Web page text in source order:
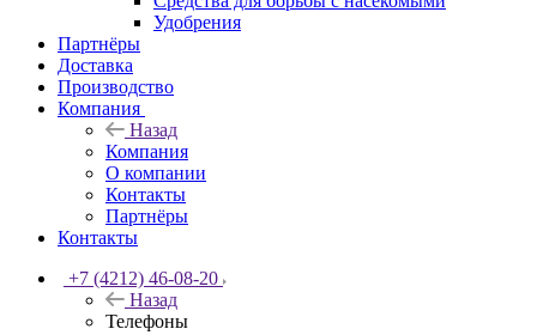
Удобрения
Партнёры
Доставка
Производство
Компания
Назад
Компания
О компании
Контакты
Партнёры
Контакты
+7 (4212) 46-08-20
Назад
Телефоны